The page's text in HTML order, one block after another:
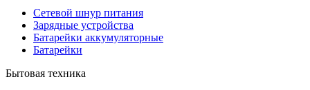
Сетевой шнур питания
Зарядные устройства
Батарейки аккумуляторные
Батарейки
Бытовая техника